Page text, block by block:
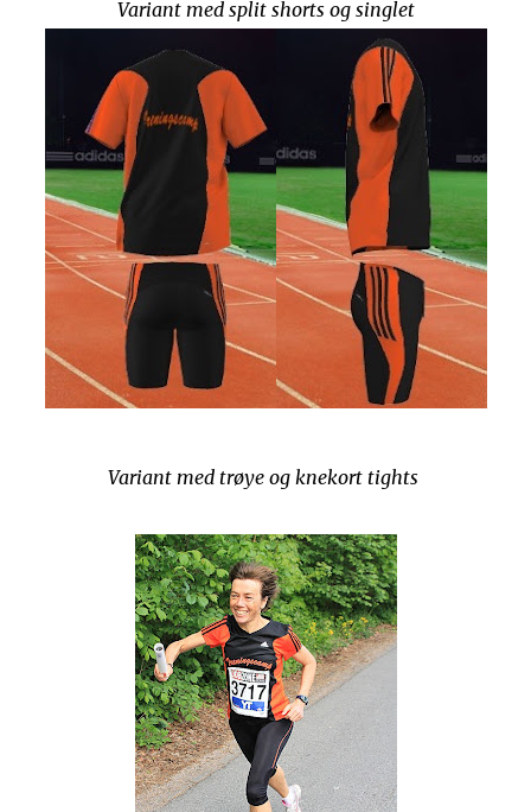
Variant med split shorts og singlet
Variant med trøye og knekort tights